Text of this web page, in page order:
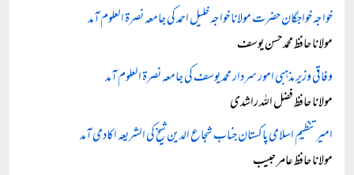
خواجہ خواجگان حضرت مولانا خواجہ خلیل احمد کی جامعہ نصرۃ العلوم آمد
مولانا حافظ محمد حسن یوسف
وفاقی وزیر مذہبی امور سردار محمد یوسف کی جامعہ نصرۃ العلوم آمد
مولانا حافظ فضل اللہ راشدی
امیرتنظیمِ اسلامی پاکستان جناب شجاع الدین شیخ کی الشریعہ اکادمی آمد
مولانا حافظ عامر حبیب